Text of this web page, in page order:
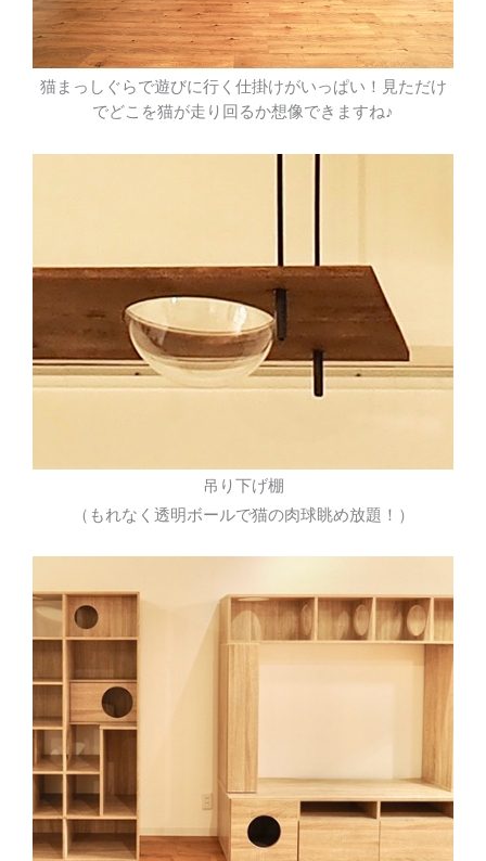
猫まっしぐらで遊びに行く仕掛けがいっぱい！見ただけ
でどこを猫が走り回るか想像できますね♪
吊り下げ棚
（もれなく透明ボールで猫の肉球眺め放題！）